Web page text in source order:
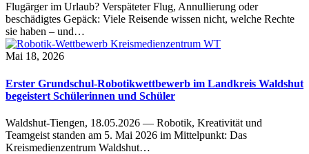
Flugärger im Urlaub? Verspäteter Flug, Annullierung oder
beschädigtes Gepäck: Viele Reisende wissen nicht, welche Rechte
sie haben – und…
Mai 18, 2026
Erster Grundschul-Robotikwettbewerb im Landkreis Waldshut
begeistert Schülerinnen und Schüler
Waldshut-Tiengen, 18.05.2026 — Robotik, Kreativität und
Teamgeist standen am 5. Mai 2026 im Mittelpunkt: Das
Kreismedienzentrum Waldshut…